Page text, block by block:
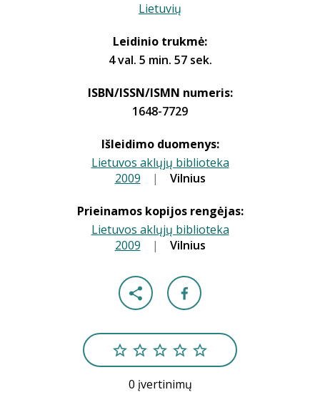
Lietuvių
Leidinio trukmė:
4 val. 5 min. 57 sek.
ISBN/ISSN/ISMN numeris:
1648-7729
Išleidimo duomenys:
Lietuvos aklųjų biblioteka
2009 | Vilnius
Prieinamos kopijos rengėjas:
Lietuvos aklųjų biblioteka
2009 | Vilnius
0 įvertinimų